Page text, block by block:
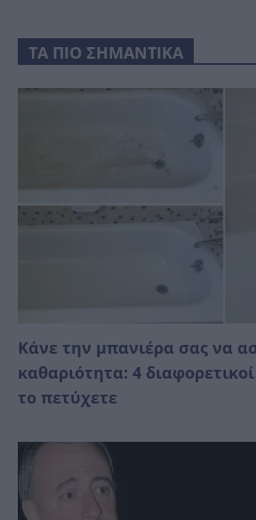
ΤΑ ΠΙΟ ΣΗΜΑΝΤΙΚΑ
Κάνε την μπανιέρα σας να
καθαριότητα: 4
το πετύχετε